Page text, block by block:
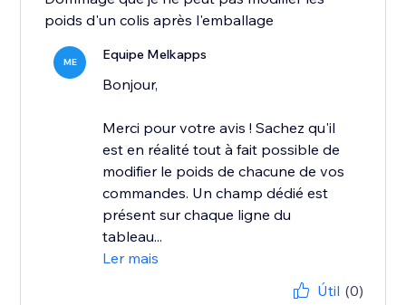
poids d'un colis après l'emballage
ME Equipe Melkapps
Bonjour,
Merci pour votre avis ! Sachez qu'il
est en réalité tout à fait possible de
modifier le poids de chacune de vos
commandes. Un champ dédié est
présent sur chaque ligne du
tableau...
Ler mais
Útil (0)